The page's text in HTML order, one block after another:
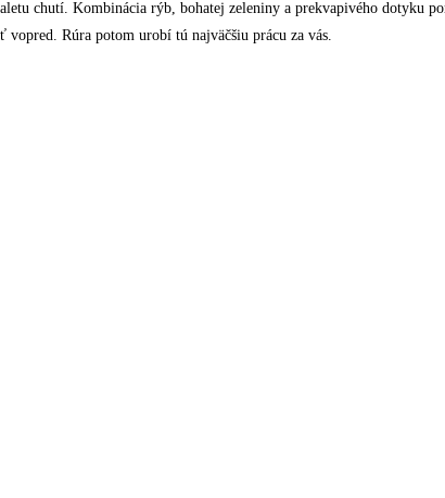
chutí. Kombinácia rýb, bohatej zeleniny a prekvapivého dotyku
Rúra potom urobí tú najväčšiu prácu za vás.